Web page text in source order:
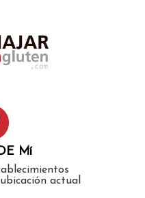
Mí
actual
for domain group
Please add it to
Manager to authorize